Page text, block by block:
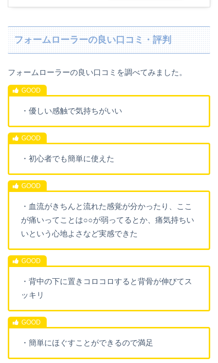
フォームローラーの良い口コミ・評判
フォームローラーの良い口コミを調べてみました。
・優しい感触で気持ちがいい
・初心者でも簡単に使えた
・血流がきちんと流れた感覚が分かったり、ここ
が痛いってことは○○が弱ってるとか、痛気持ちい
いという心地よさなど実感できた
・背中の下に置きコロコロすると背骨が伸びてス
ッキリ
・簡単にほぐすことができるので満足